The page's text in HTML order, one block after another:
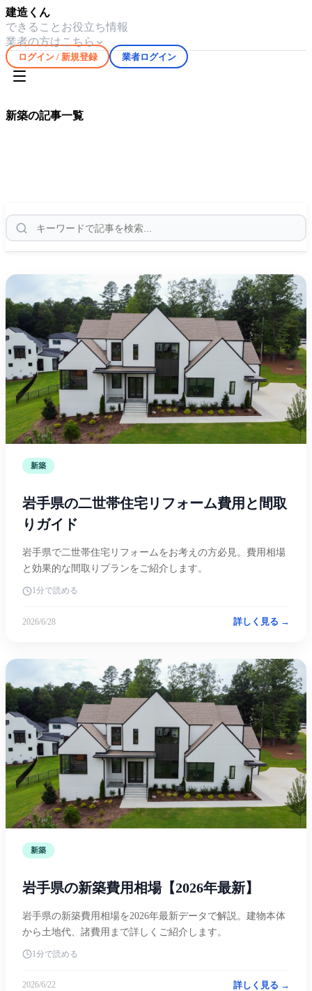
建造くん
できること お役立ち情報
業者の方はこちら
ログイン / 新規登録 業者ログイン
新築の記事一覧
新築
岩手県の二世帯住宅リフォーム費用と間取
りガイド
岩手県で二世帯住宅リフォームをお考えの方必見。費用相場
と効果的な間取りプランをご紹介します。
1分で読める
2026/6/28 詳しく見る →
新築
岩手県の新築費用相場【2026年最新】
岩手県の新築費用相場を2026年最新データで解説。建物本体
から土地代、諸費用まで詳しくご紹介します。
1分で読める
2026/6/22 詳しく見る →